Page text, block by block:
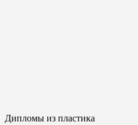
Дипломы из пластика